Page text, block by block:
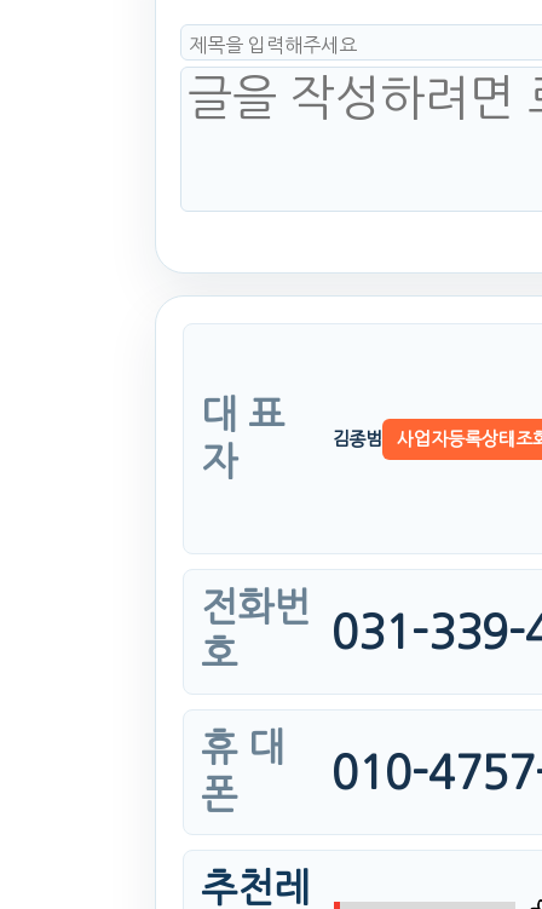
대 표
자
김종범 사업자등록상태조
전화번
호
031-339-
휴 대
폰
010-
추천레